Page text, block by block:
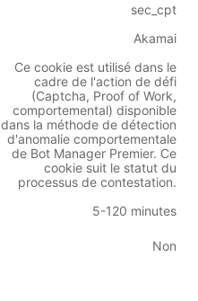
sec_cpt
Akamai
Ce cookie est utilisé dans le
cadre de l'action de défi
(Captcha, Proof of Work,
comportemental) disponible
dans la méthode de détection
d'anomalie comportementale
de Bot Manager Premier. Ce
cookie suit le statut du
processus de contestation.
5-120 minutes
Non